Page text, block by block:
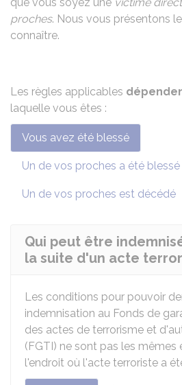
proches. Nous vous présentons
connaître.
Les règles applicables
laquelle vous êtes :
Vous avez été blessé
Un de vos proches a été blessé
Un de vos proches est décédé
Qui peut être
la suite d'un acte
Les conditions pour pouvoir
indemnisation au Fonds de
des actes de terrorisme et
(FGTI) ne sont pas les mêmes
l'endroit où l'acte terroriste a